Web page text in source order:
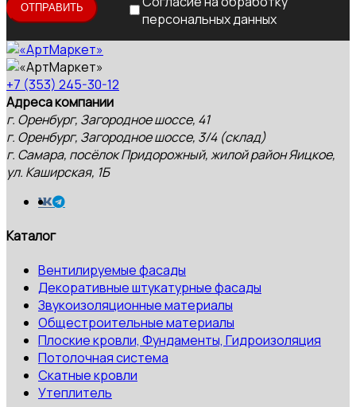
персональных данных
+7 (353) 245-30-12
Адреса компании
г. Оренбург, Загородное шоссе, 41
г. Оренбург, Загородное шоссе, 3/4 (склад)
г. Самара, посёлок Придорожный, жилой район Яицкое,
ул. Каширская, 1Б
Каталог
Вентилируемые фасады
Декоративные штукатурные фасады
Звукоизоляционные материалы
Общестроительные материалы
Плоские кровли, Фундаменты, Гидроизоляция
Потолочная система
Скатные кровли
Утеплитель